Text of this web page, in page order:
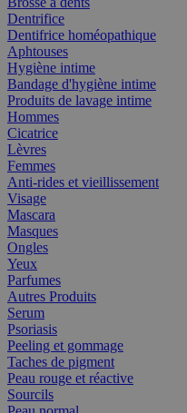
Dentrifice
Dentifrice homéopathique
Aphtouses
Hygiène intime
Bandage d'hygiène intime
Produits de lavage intime
Hommes
Cicatrice
Lèvres
Femmes
Anti-rides et vieillissement
Visage
Mascara
Masques
Ongles
Yeux
Parfumes
Autres Produits
Serum
Psoriasis
Peeling et gommage
Taches de pigment
Peau rouge et réactive
Sourcils